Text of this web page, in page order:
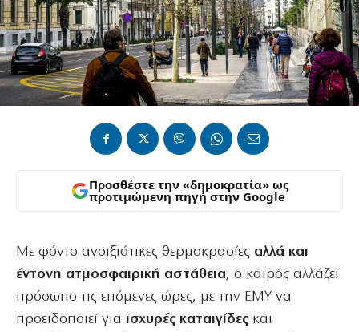
Προσθέστε την «δημοκρατία» ως
προτιμώμενη πηγή στην Google
Με φόντο ανοιξιάτικες θερμοκρασίες αλλά και
έντονη ατμοσφαιρική αστάθεια, ο καιρός αλλάζει
πρόσωπο τις επόμενες ώρες, με την ΕΜΥ να
προειδοποιεί για ισχυρές καταιγίδες και